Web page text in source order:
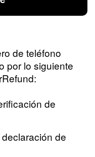
de teléfono
por lo siguiente
de
de